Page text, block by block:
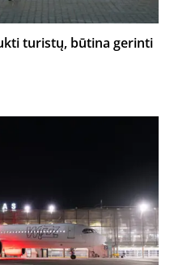
turistų, būtina gerinti